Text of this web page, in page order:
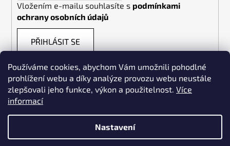
Používáme cookies, abychom Vám umožnili pohodlné
prohlížení webu a díky analýze provozu webu neustále
zlepšovali jeho funkce, výkon a použitelnost. Více
informací
Nastavení
Vložením e-mailu souhlasíte s podmínkami
ochrany osobních údajů
PŘIHLÁSIT SE